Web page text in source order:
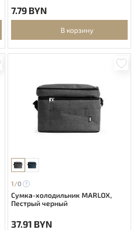
7.79 BYN
В корзину
1/0
Сумка-холодильник MARLOX,
Пестрый черный
37.91 BYN